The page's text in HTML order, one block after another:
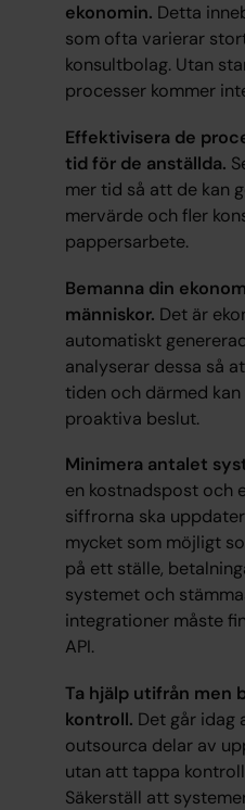
ekonomin. Detta
som ofta varierar
konsultbolag. Utan
processer kommer
Effektivisera de
tid för de anställda.
mer tid så att de kan
mervärde och fler
pappersarbete.
Bemanna din
människor. Det är
automatiskt
analyserar dessa så
tiden och därmed
proaktiva beslut.
Minimera antalet
en kostnadspost
siffrorna ska
mycket som möjligt
på ett ställe,
systemet och
integrationer måste
API.
Ta hjälp utifrån men
kontroll. Det går idag
outsourca delar av
utan att tappa
Säkerställ att